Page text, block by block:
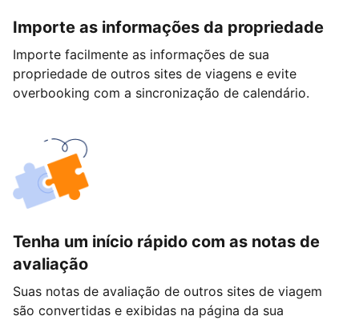
Importe as informações da propriedade
Importe facilmente as informações de sua
propriedade de outros sites de viagens e evite
overbooking com a sincronização de calendário.
Tenha um início rápido com as notas de
avaliação
Suas notas de avaliação de outros sites de viagem
são convertidas e exibidas na página da sua